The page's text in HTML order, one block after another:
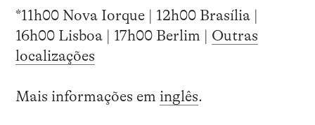
*11h00 Nova Iorque | 12h00 Brasília |
16h00 Lisboa | 17h00 Berlim | Outras
localizações
Mais informações em inglês.